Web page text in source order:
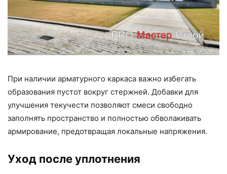
При наличии арматурного каркаса важно избегать
образования пустот вокруг стержней. Добавки для
улучшения текучести позволяют смеси свободно
заполнять пространство и полностью обволакивать
армирование, предотвращая локальные напряжения.
Уход после уплотнения